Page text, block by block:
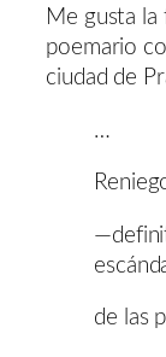
Me gusta la
poemario
ciudad de
…
de las